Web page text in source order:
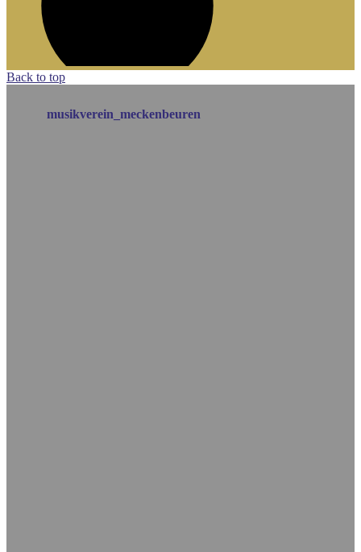
Back to top
musikverein_meckenbeuren